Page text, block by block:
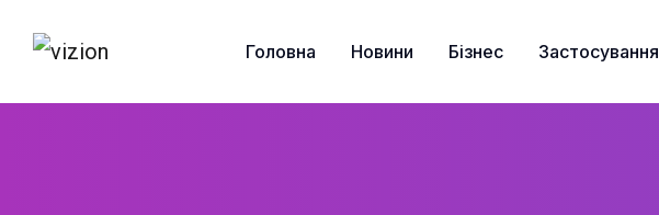
Головна Новини Бізнес Застосування